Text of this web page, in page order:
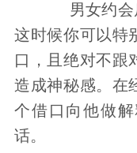
男女约会后
这时候你可以特
口，且绝对不跟
造成神秘感。在
个借口向他做
话。